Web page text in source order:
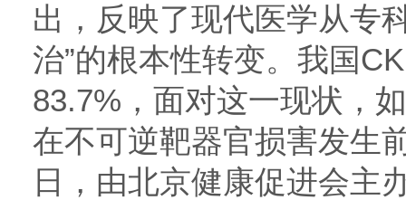
出，反映了现代医学从专
治”的根本性转变。我国
83.7%，面对这一现状，
在不可逆靶器官损害发生
日，由北京健康促进会主